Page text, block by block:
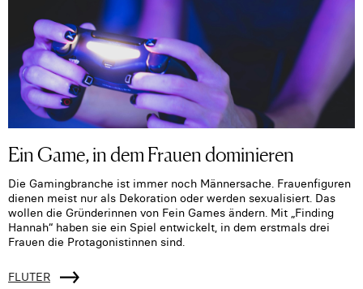
Ein Game, in dem Frauen dominieren
Die Gamingbranche ist immer noch Männersache. Frauenfiguren
dienen meist nur als Dekoration oder werden sexualisiert. Das
wollen die Gründerinnen von Fein Games ändern. Mit „Finding
Hannah“ haben sie ein Spiel entwickelt, in dem erstmals drei
Frauen die Protagonistinnen sind.
FLUTER